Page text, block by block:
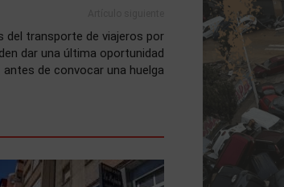
del transporte de viajeros por
dar una última oportunidad
antes de convocar una huelga